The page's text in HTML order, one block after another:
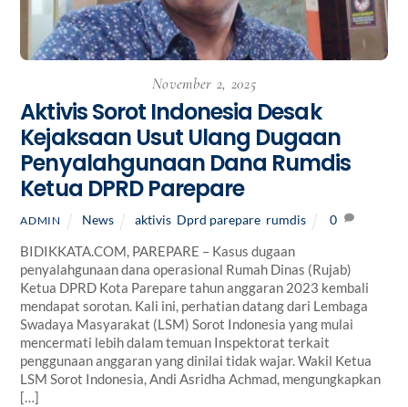
November 2, 2025
Aktivis Sorot Indonesia Desak
Kejaksaan Usut Ulang Dugaan
Penyalahgunaan Dana Rumdis
Ketua DPRD Parepare
ADMIN News aktivis, Dprd parepare, rumdis 0
BIDIKKATA.COM, PAREPARE – Kasus dugaan
penyalahgunaan dana operasional Rumah Dinas (Rujab)
Ketua DPRD Kota Parepare tahun anggaran 2023 kembali
mendapat sorotan. Kali ini, perhatian datang dari Lembaga
Swadaya Masyarakat (LSM) Sorot Indonesia yang mulai
mencermati lebih dalam temuan Inspektorat terkait
penggunaan anggaran yang dinilai tidak wajar. Wakil Ketua
LSM Sorot Indonesia, Andi Asridha Achmad, mengungkapkan
[…]